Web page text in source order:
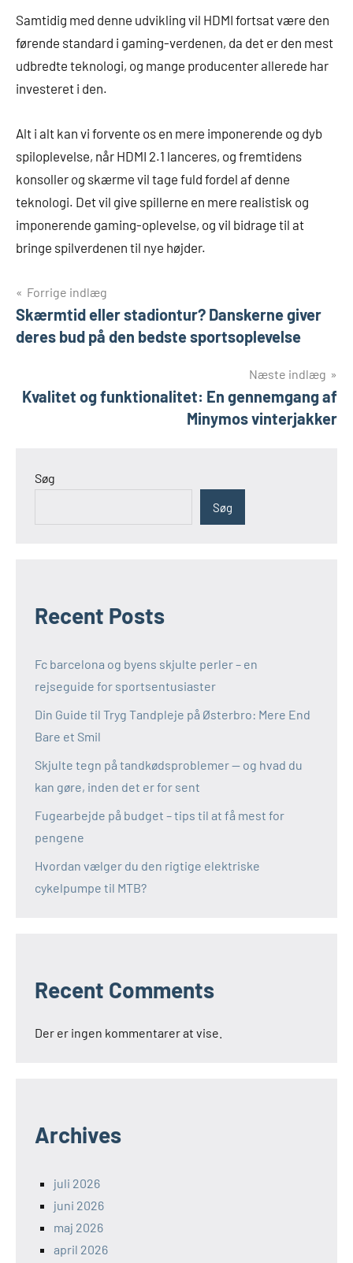
Samtidig med denne udvikling vil HDMI fortsat være den
førende standard i gaming-verdenen, da det er den mest
udbredte teknologi, og mange producenter allerede har
investeret i den.
Alt i alt kan vi forvente os en mere imponerende og dyb
spiloplevelse, når HDMI 2.1 lanceres, og fremtidens
konsoller og skærme vil tage fuld fordel af denne
teknologi. Det vil give spillerne en mere realistisk og
imponerende gaming-oplevelse, og vil bidrage til at
bringe spilverdenen til nye højder.
Indlægsnavigation
Forrige indlæg
Skærmtid eller stadiontur? Danskerne giver
deres bud på den bedste sportsoplevelse
Næste indlæg
Kvalitet og funktionalitet: En gennemgang af
Minymos vinterjakker
Søg
Søg
Recent Posts
Fc barcelona og byens skjulte perler – en
rejseguide for sportsentusiaster
Din Guide til Tryg Tandpleje på Østerbro: Mere End
Bare et Smil
Skjulte tegn på tandkødsproblemer — og hvad du
kan gøre, inden det er for sent
Fugearbejde på budget – tips til at få mest for
pengene
Hvordan vælger du den rigtige elektriske
cykelpumpe til MTB?
Recent Comments
Der er ingen kommentarer at vise.
Archives
juli 2026
juni 2026
maj 2026
april 2026